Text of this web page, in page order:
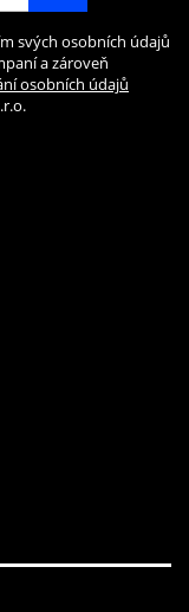
svých osobních údajů
a zároveň
osobních údajů